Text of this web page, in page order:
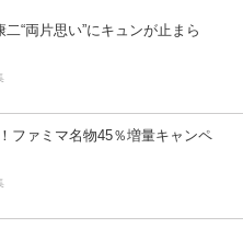
“両片思い”にキュンが止まら
ファミマ名物45％増量キャンペ